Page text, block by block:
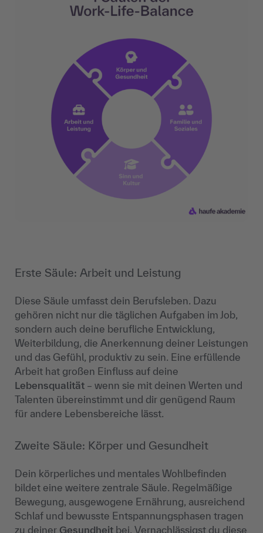
Erste Säule: Arbeit und Leistung
Diese Säule umfasst dein Berufsleben. Dazu
gehören nicht nur die täglichen Aufgaben im Job,
sondern auch deine berufliche Entwicklung,
Weiterbildung, die Anerkennung deiner Leistungen
und das Gefühl, produktiv zu sein. Eine erfüllende
Arbeit hat großen Einfluss auf deine
Lebensqualität – wenn sie mit deinen Werten und
Talenten übereinstimmt und dir genügend Raum
für andere Lebensbereiche lässt.
Zweite Säule: Körper und Gesundheit
Dein körperliches und mentales Wohlbefinden
bildet eine weitere zentrale Säule. Regelmäßige
Bewegung, ausgewogene Ernährung, ausreichend
Schlaf und bewusste Entspannungsphasen tragen
zu deiner Gesundheit bei. Vernachlässigst du diese